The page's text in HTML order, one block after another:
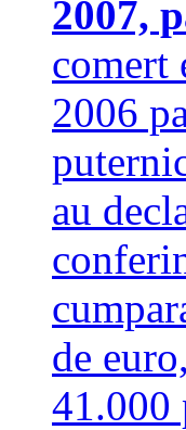
2007,
comert
2006
au
de